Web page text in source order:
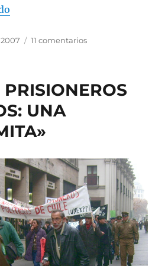
11 comentariosen
DEL
COMISIÓN
«RETTIG»
Y
«VALECH»
UNA